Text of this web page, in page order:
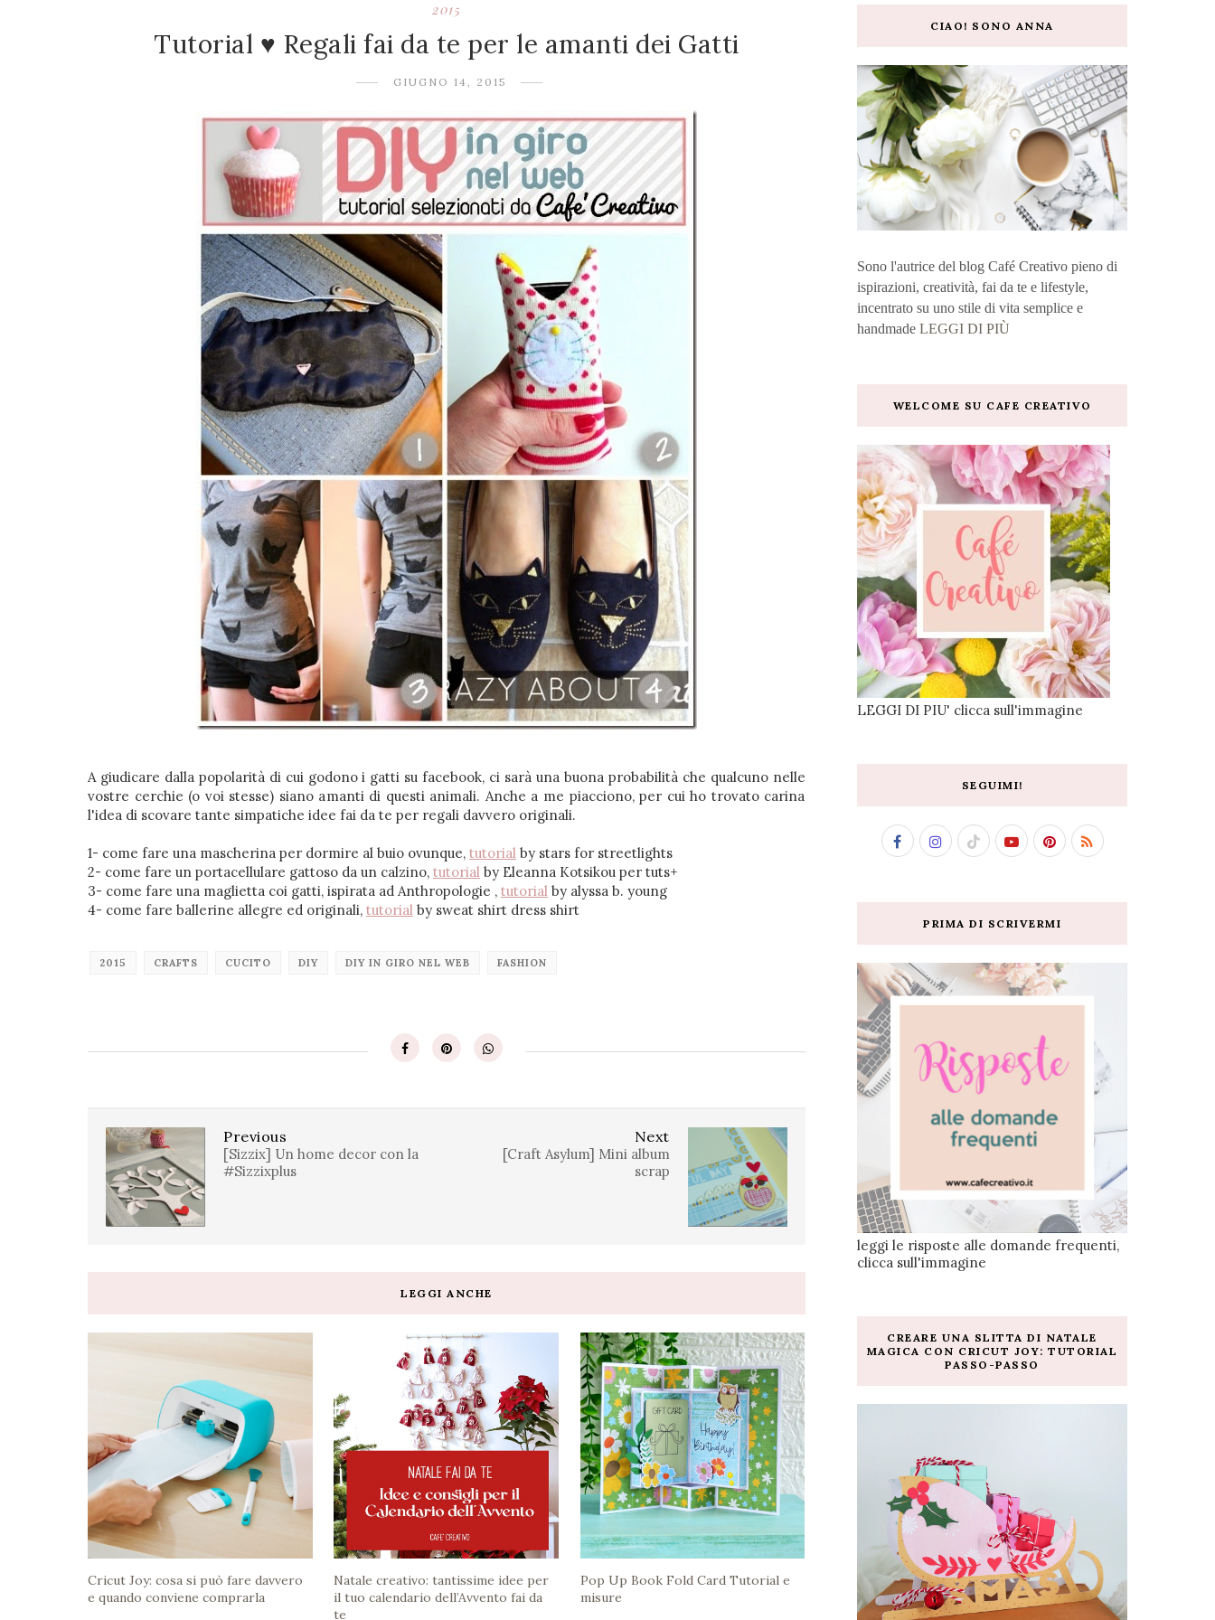
2015
Tutorial ♥ Regali fai da te per le amanti dei Gatti
GIUGNO 14, 2015
A giudicare dalla popolarità di cui godono i gatti su facebook, ci sarà una buona probabilità che qualcuno nelle
vostre cerchie (o voi stesse) siano amanti di questi animali. Anche a me piacciono, per cui ho trovato carina
l'idea di scovare tante simpatiche idee fai da te per regali davvero originali.
1- come fare una mascherina per dormire al buio ovunque, tutorial by stars for streetlights
2- come fare un portacellulare gattoso da un calzino, tutorial by Eleanna Kotsikou per tuts+
3- come fare una maglietta coi gatti, ispirata ad Anthropologie , tutorial by alyssa b. young
4- come fare ballerine allegre ed originali, tutorial by sweat shirt dress shirt
2015 CRAFTS CUCITO DIY DIY IN GIRO NEL WEB FASHION
Next
[Craft Asylum] Mini album
scrap
Previous
[Sizzix] Un home decor con la
#Sizzixplus
LEGGI ANCHE
Cricut Joy: cosa si può fare davvero
e quando conviene comprarla
Natale creativo: tantissime idee per
il tuo calendario dell’Avvento fai da
te
Pop Up Book Fold Card Tutorial e
misure
CIAO! SONO ANNA
Sono l'autrice del blog Café Creativo pieno di
ispirazioni, creatività, fai da te e lifestyle,
incentrato su uno stile di vita semplice e
handmade LEGGI DI PIÙ
WELCOME SU CAFE CREATIVO
LEGGI DI PIU' clicca sull'immagine
SEGUIMI!
PRIMA DI SCRIVERMI
leggi le risposte alle domande frequenti,
clicca sull'immagine
CREARE UNA SLITTA DI NATALE
MAGICA CON CRICUT JOY: TUTORIAL
PASSO-PASSO